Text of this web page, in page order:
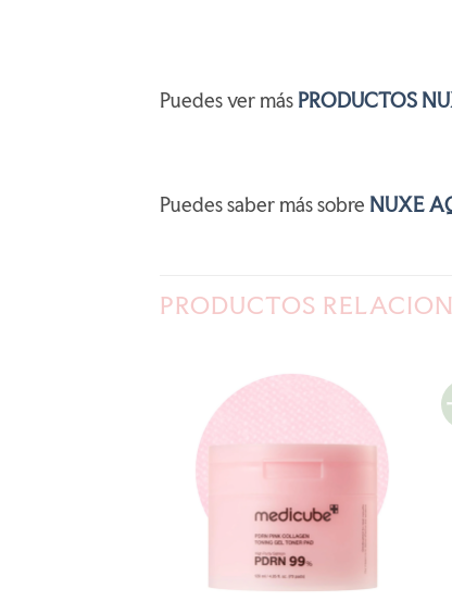
Puedes ver más PRODUCTOS
Puedes saber más sobre NUXE
PRODUCTOS
AÑADIR
A LA
LISTA
DESEOS